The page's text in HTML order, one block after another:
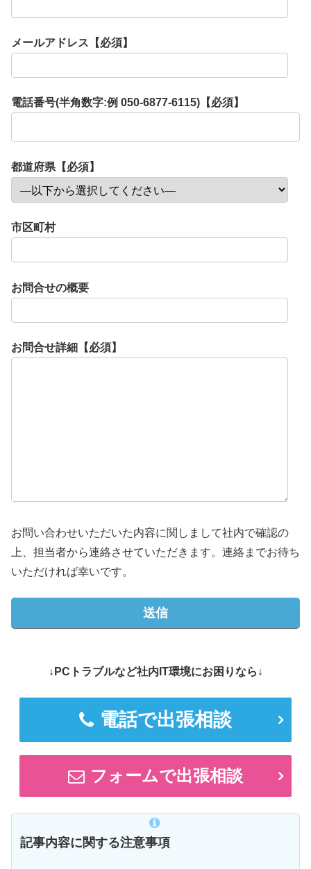
メールアドレス【必須】
電話番号(半角数字:例 050-6877-6115)【必須】
都道府県【必須】
市区町村
お問合せの概要
お問合せ詳細【必須】
お問い合わせいただいた内容に関しまして社内で確認の
上、担当者から連絡させていただきます。連絡までお待ち
いただければ幸いです。
↓PCトラブルなど社内IT環境にお困りなら↓
電話で出張相談
フォームで出張相談
記事内容に関する注意事項